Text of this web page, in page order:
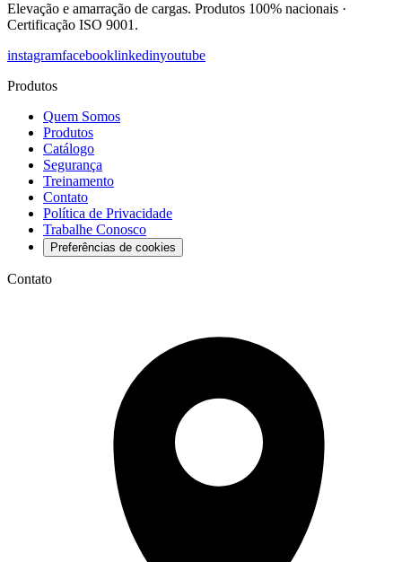
Elevação e amarração de cargas. Produtos 100% nacionais ·
Certificação ISO 9001.
instagramfacebooklinkedinyoutube
Produtos
Quem Somos
Produtos
Catálogo
Segurança
Treinamento
Contato
Política de Privacidade
Trabalhe Conosco
Preferências de cookies
Contato